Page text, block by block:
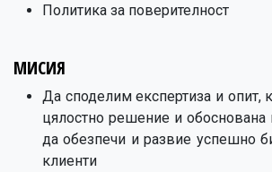
Политика за поверителност
МИСИЯ
Да споделим експертиза и опит,
цялостно решение и обоснована
да обезпечи и развие успешно
клиенти